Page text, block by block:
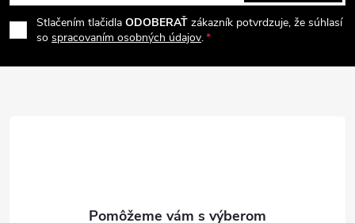
r
v
e
p
Stlačením tlačidla ODOBERAŤ zákazník potvrdzuje, že súhlasí
so spracovaním osobných údajov.